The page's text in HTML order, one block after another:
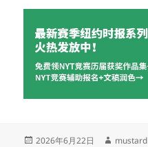
发
2026年6月22日
作
mustard